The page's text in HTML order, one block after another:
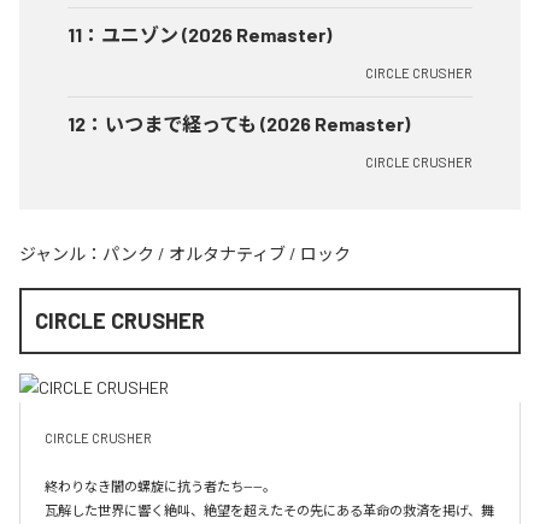
11 ： ユニゾン (2026 Remaster)
CIRCLE CRUSHER
12 ： いつまで経っても (2026 Remaster)
CIRCLE CRUSHER
ジャンル： パンク / オルタナティブ / ロック
CIRCLE CRUSHER
CIRCLE CRUSHER
終わりなき闇の螺旋に抗う者たち——。
瓦解した世界に響く絶叫、絶望を超えたその先にある革命の救済を掲げ、舞